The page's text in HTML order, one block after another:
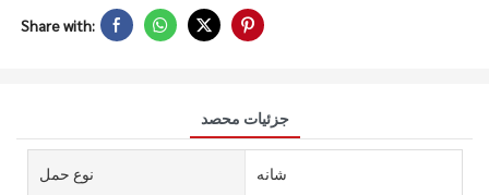
Share with:
جزئیات محصد
نوع حمل شانه